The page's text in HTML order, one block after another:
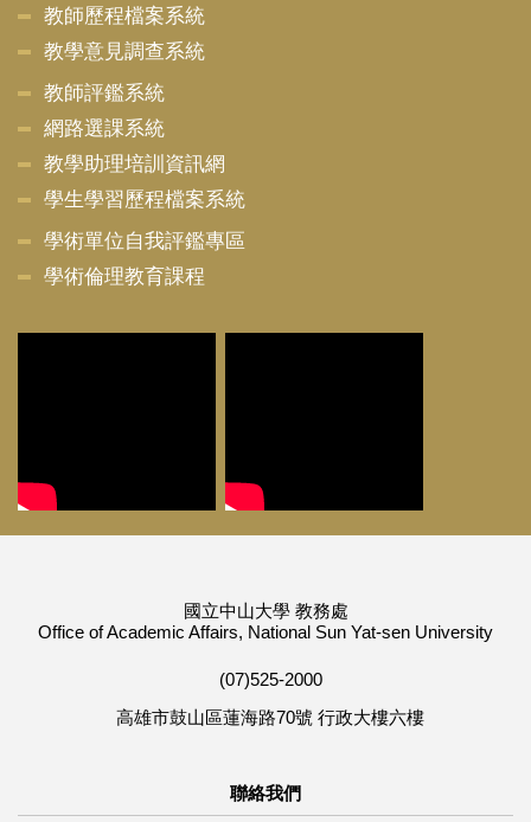
教師歷程檔案系統
教學意見調查系統
教師評鑑系統
網路選課系統
教學助理培訓資訊網
學生學習歷程檔案系統
學術單位自我評鑑專區
學術倫理教育課程
國立中山大學 教務處
Office of Academic Affairs, National Sun Yat-sen University
(07)525-2000
高雄市鼓山區蓮海路70號 行政大樓六樓
聯絡我們